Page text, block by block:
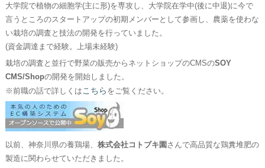
大学院で植物の細胞学(主に形)を専攻し、大学院在学中(後に中退)に今で
言うところのスタートアップの初期メンバーとして参画し、農薬を使わな
い栽培の調査と技法の開発を行っていました。
(資金調達まで経験。上場未経験)
栽培の調査と並行で野菜の販売からネットショップのCMSのSOY
CMS/Shopの開発を開始しました。
※前職の話で詳しくは こちら をご覧ください。
以前、神奈川県の養鶏場、 株式会社コトブキ園 さんで高品質な鶏糞堆肥の
製造に関わらせていただきました。